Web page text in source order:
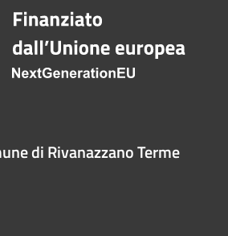
di Rivanazzano Terme